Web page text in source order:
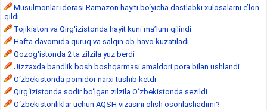
Musulmonlar idorasi Ramazon hayiti bo‘yicha dastlabki xulosalarni e’lon
qildi
Tojikiston va Qirg‘izistonda hayit kuni ma’lum qilindi
Hafta davomida quruq va salqin ob-havo kuzatiladi
Qozog‘istonda 2 ta zilzila yuz berdi
Jizzaxda bandlik bosh boshqarmasi amaldori pora bilan ushlandi
O‘zbekistonda pomidor narxi tushib ketdi
Qirg‘izistonda sodir bo‘lgan zilzila O‘zbekistonda sezildi
O‘zbekistonliklar uchun AQSH vizasini olish osonlashadimi?